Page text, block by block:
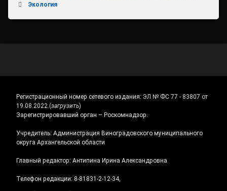
Экология
Регистрационный номер сетевого издания: ЭЛ № ФС 77 - 83807 от
19.08.2022.(загрузить)
Зарегистрировавший орган – Роскомнадзор.
Учредитель: Администрация Виноградовского муниципального
округа Архангельской области
Главный редактор: Антипина Ирина Александровна
Телефон редакции: 8-81831-2-12-34,